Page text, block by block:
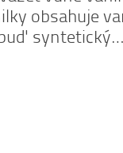
obsahuje